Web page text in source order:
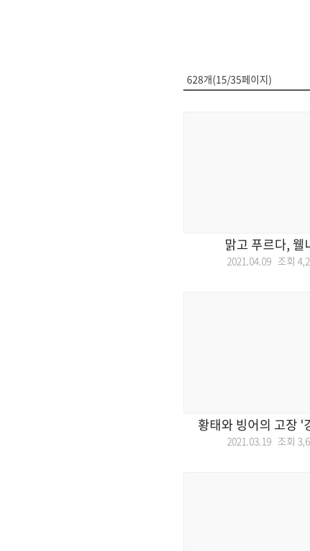
628개(15/35페이지)
맑고 푸르다, 웰
2021.04.09 조회
황태와 빙어의 고장 '
2021.03.19 조회